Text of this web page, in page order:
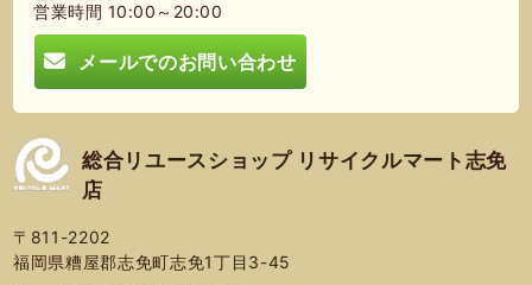
営業時間 10:00～20:00
メールでのお問い合わせ
総合リユースショップ リサイクルマート志免
店
〒811-2202
福岡県糟屋郡志免町志免1丁目3-45